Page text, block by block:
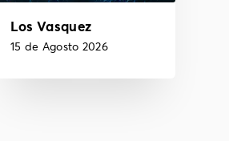
Los Vasquez
15 de Agosto 2026